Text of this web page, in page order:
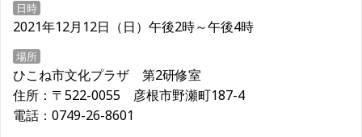
日時
2021年12月12日（日）午後2時～午後4時
場所
ひこね市文化プラザ 第2研修室
住所：〒522-0055 彦根市野瀬町187-4
電話：0749-26-8601